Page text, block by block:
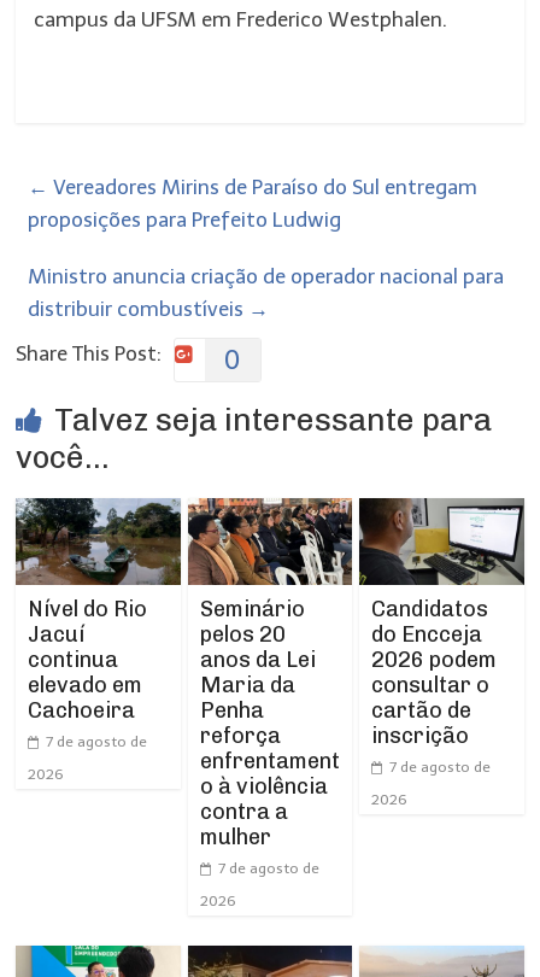
campus da UFSM em Frederico Westphalen.
← Vereadores Mirins de Paraíso do Sul entregam
proposições para Prefeito Ludwig
Ministro anuncia criação de operador nacional para
distribuir combustíveis →
Share This Post:
0
Talvez seja interessante para
você...
Nível do Rio
Jacuí
continua
elevado em
Cachoeira
7 de agosto de
2026
Seminário
pelos 20
anos da Lei
Maria da
Penha
reforça
enfrentament
o à violência
contra a
mulher
7 de agosto de
2026
Candidatos
do Encceja
2026 podem
consultar o
cartão de
inscrição
7 de agosto de
2026